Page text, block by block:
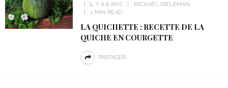
IL Y A 8 ANS
MICKAËL DIELEMAN
1 MIN READ
LA QUICHETTE : RECETTE DE LA
QUICHE EN COURGETTE
PARTAGER